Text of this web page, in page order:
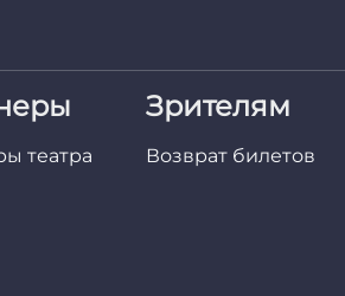
театра
Зрителям
Возврат билетов